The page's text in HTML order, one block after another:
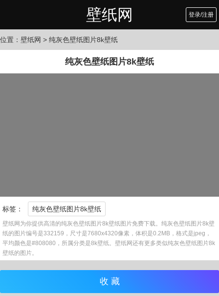
壁纸网 登录/注册
位置： 壁纸网 > 纯灰色壁纸图片8k壁纸
纯灰色壁纸图片8k壁纸
标签： 纯灰色壁纸图片8k壁纸
壁纸网为你提供高清的纯灰色壁纸图片8k壁纸图片免费下载。纯灰色壁纸图片8k壁
纸的图片编号是332159，尺寸是7680x4320像素，体积是0.2MB，格式是jpeg，
平均颜色是#808080，所属分类是8k壁纸。壁纸网还有更多类似纯灰色壁纸图片8k
壁纸的图片。
收 藏